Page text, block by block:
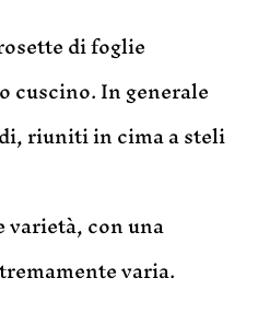
di foglie
In generale
riuniti in cima a steli
con una
varia.